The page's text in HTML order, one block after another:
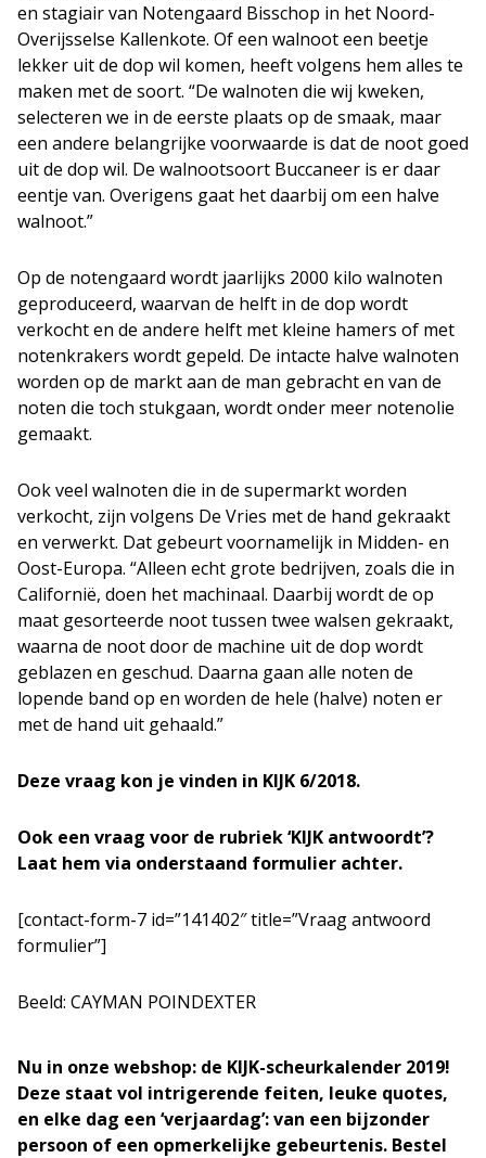
en stagiair van Notengaard Bisschop in het Noord-
Overijsselse Kallenkote. Of een walnoot een beetje
lekker uit de dop wil komen, heeft volgens hem alles te
maken met de soort. “De walnoten die wij kweken,
selecteren we in de eerste plaats op de smaak, maar
een andere belangrijke voorwaarde is dat de noot goed
uit de dop wil. De walnootsoort Buccaneer is er daar
eentje van. Overigens gaat het daarbij om een halve
walnoot.”
Op de notengaard wordt jaarlijks 2000 kilo walnoten
geproduceerd, waarvan de helft in de dop wordt
verkocht en de andere helft met kleine hamers of met
notenkrakers wordt gepeld. De intacte halve walnoten
worden op de markt aan de man gebracht en van de
noten die toch stukgaan, wordt onder meer notenolie
gemaakt.
Ook veel walnoten die in de supermarkt worden
verkocht, zijn volgens De Vries met de hand gekraakt
en verwerkt. Dat gebeurt voornamelijk in Midden- en
Oost-Europa. “Alleen echt grote bedrijven, zoals die in
Californië, doen het machinaal. Daarbij wordt de op
maat gesorteerde noot tussen twee walsen gekraakt,
waarna de noot door de machine uit de dop wordt
geblazen en geschud. Daarna gaan alle noten de
lopende band op en worden de hele (halve) noten er
met de hand uit gehaald.”
Deze vraag kon je vinden in KIJK 6/2018.
Ook een vraag voor de rubriek ‘KIJK antwoordt’?
Laat hem via onderstaand formulier achter.
[contact-form-7 id=”141402″ title=”Vraag antwoord
formulier”]
Beeld: CAYMAN POINDEXTER
Nu in onze webshop: de KIJK-scheurkalender 2019!
Deze staat vol intrigerende feiten, leuke quotes,
en elke dag een ‘verjaardag’: van een bijzonder
persoon of een opmerkelijke gebeurtenis. Bestel